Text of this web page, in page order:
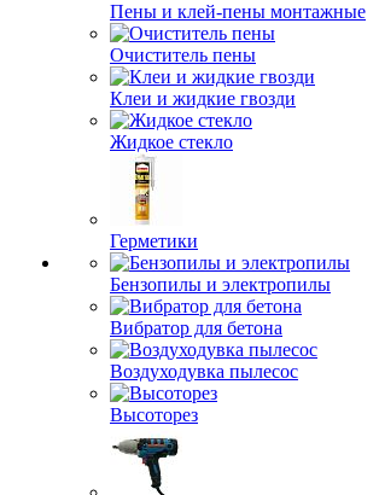
Пены и клей-пены монтажные
Очиститель пены
Клеи и жидкие гвозди
Жидкое стекло
Герметики
Бензопилы и электропилы
Вибратор для бетона
Воздуходувка пылесос
Высоторез